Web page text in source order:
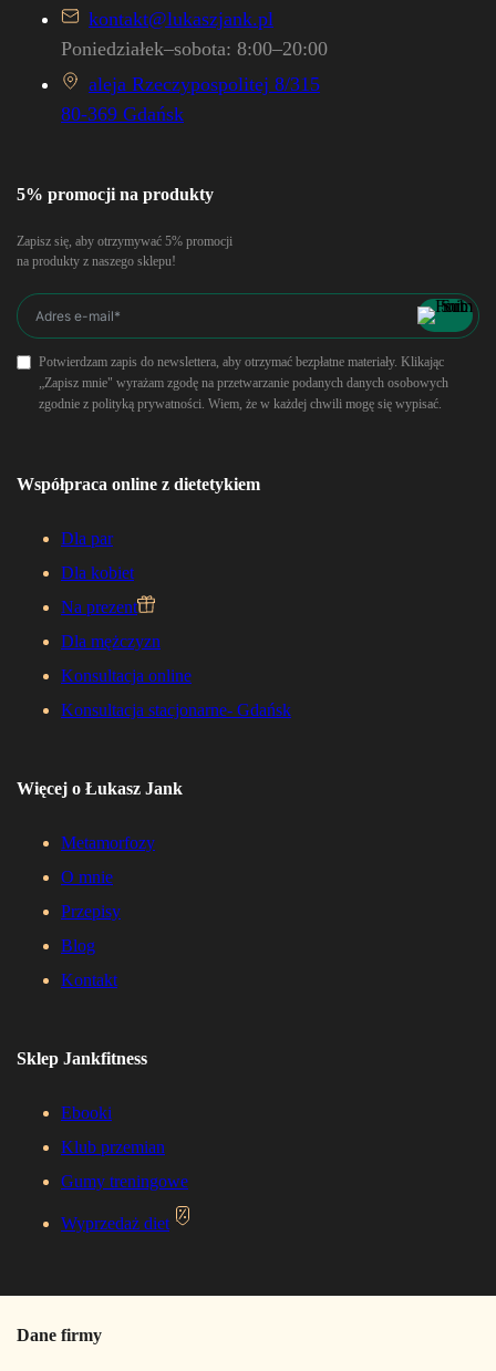
kontakt@lukaszjank.pl
Poniedziałek–sobota: 8:00–20:00
aleja Rzeczypospolitej 8/315
80-369 Gdańsk
Współpraca online z dietetykiem
Dla par
Dla kobiet
Na prezent
Dla mężczyzn
Konsultacja online
Konsultacja stacjonarne- Gdańsk
Więcej o Łukasz Jank
Metamorfozy
O mnie
Przepisy
Blog
Kontakt
Sklep Jankfitness
Ebooki
Klub przemian
Gumy treningowe
Wyprzedaż diet
5% promocji na produkty
Zapisz się, aby otrzymywać 5% promocji
na produkty z naszego sklepu!
Potwierdzam zapis do newslettera, aby otrzymać bezpłatne materiały. Klikając
„Zapisz mnie" wyrażam zgodę na przetwarzanie podanych danych osobowych
zgodnie z polityką prywatności. Wiem, że w każdej chwili mogę się wypisać.
Dane firmy